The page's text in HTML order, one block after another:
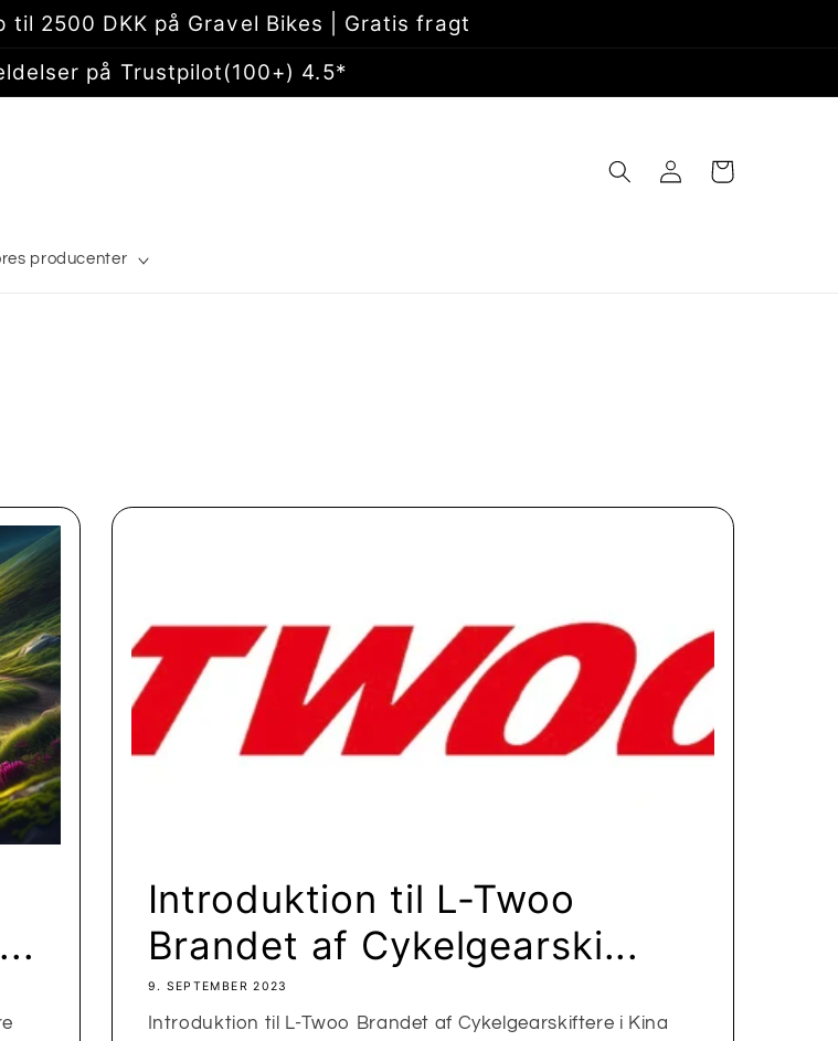
til 2500 DKK på Gravel Bikes | Gratis fragt
på Trustpilot(100+) 4.5*
producenter
Log
ind
Indkøbskurv
Introduktion til L-Twoo
Brandet af Cykelgearski...
9. SEPTEMBER 2023
Introduktion til L-Twoo Brandet af Cykelgearskiftere i Kina